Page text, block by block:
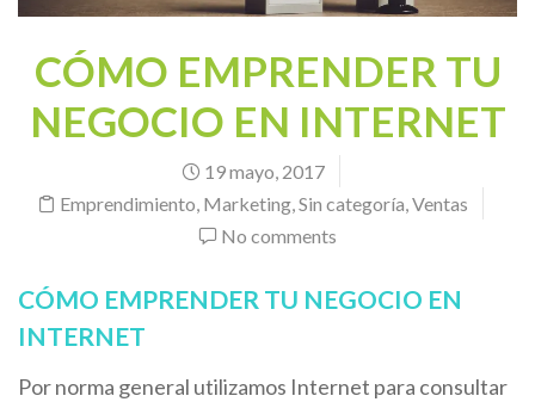
CÓMO EMPRENDER TU
NEGOCIO EN INTERNET
19 mayo, 2017
Emprendimiento, Marketing,Sin categoría,Ventas
No comments
CÓMO EMPRENDER TU NEGOCIO EN
INTERNET
Por norma general utilizamos Internet para consultar